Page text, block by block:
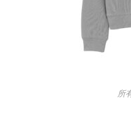
所